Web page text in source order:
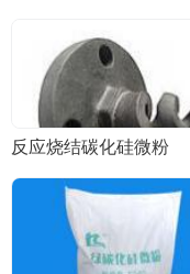
反应烧结碳化硅微粉